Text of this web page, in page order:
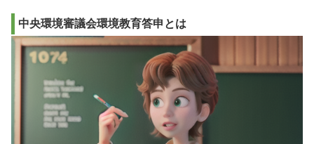
中央環境審議会環境教育答申とは